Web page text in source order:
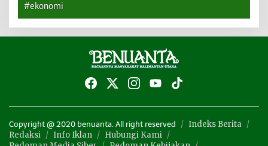
#ekonomi
Copyright @ 2020 benuanta. All right reserved
Indeks Berita
Redaksi
Info Iklan
Hubungi Kami